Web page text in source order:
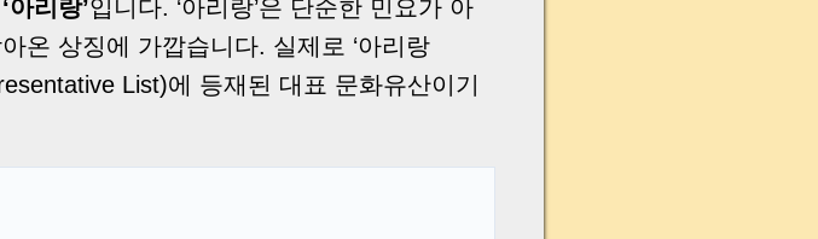
‘아리랑’입니다. ‘아리랑’은 단순한 민요가 아
온 상징에 가깝습니다. 실제로 ‘아리랑
List)에 등재된 대표 문화유산이기